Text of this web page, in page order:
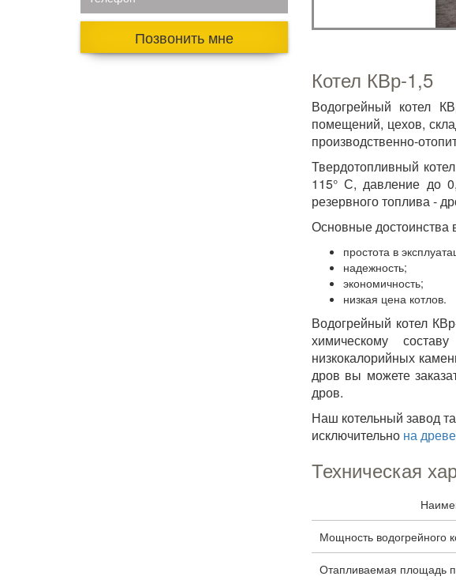
Позвонить мне
Котел КВр-1,5
Водогрейный котел
помещений, цехов,
производственно-
Твердотопливный
115° С, давление до
резервного топлива -
Основные достоинства
простота в
надежность;
экономичность;
низкая цена котлов.
Водогрейный котел
химическому
низкокалорийных
дров вы можете
дров.
Наш котельный завод
исключительно на
Техническая
Мощность водогрейного
Отапливаемая площадь